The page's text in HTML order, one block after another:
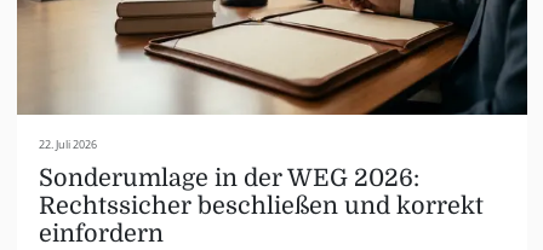
22. Juli 2026
Sonderumlage in der WEG 2026:
Rechtssicher beschließen und korrekt
einfordern